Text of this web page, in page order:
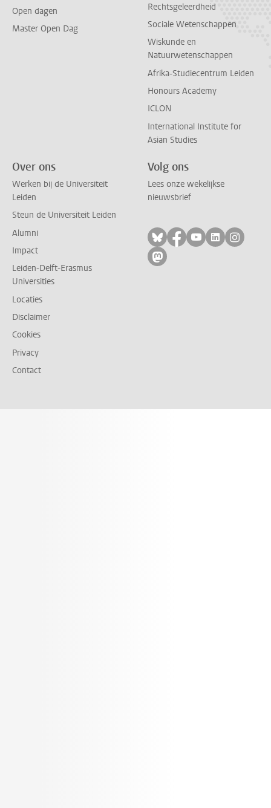
Open dagen
Master Open Dag
Rechtsgeleerdheid
Sociale Wetenschappen
Wiskunde en
Natuurwetenschappen
Afrika-Studiecentrum Leiden
Honours Academy
ICLON
International Institute for
Asian Studies
Over ons
Werken bij de Universiteit
Leiden
Steun de Universiteit Leiden
Alumni
Impact
Leiden-Delft-Erasmus
Universities
Locaties
Disclaimer
Cookies
Privacy
Contact
Volg ons
Lees onze wekelijkse
nieuwsbrief
Volg ons op bluesky
Volg ons op
Volg ons op
Volg ons
Volg
Volg ons op mastodon